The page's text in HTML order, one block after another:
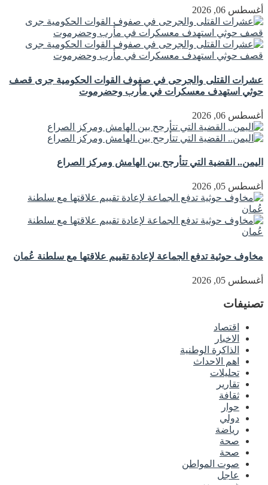
أغسطس 06, 2026
عشرات القتلى والجرحى في صفوف القوات الحكومية جرى قصف
حوثي استهدف معسكرات في مأرب وحضرموت
أغسطس 06, 2026
اليمن.. القضية التي تتأرجح بين الهامش ومركز الصراع
أغسطس 05, 2026
مخاوف حوثية تدفع الجماعة لإعادة تقييم علاقتها مع سلطنة عُمان
أغسطس 05, 2026
تصنيفات
اقتصاد
الاخبار
الذاكرة الوطنية
اهم الاحداث
تحليلات
تقارير
ثقافة
حوار
دولي
رياضة
صحة
صحة
صوت المواطن
عاجل